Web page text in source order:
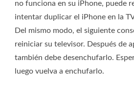
no funciona en su iPhone, puede
intentar duplicar el iPhone en la
Del mismo modo, el siguiente
reiniciar su televisor. Después de
también debe desenchufarlo.
luego vuelva a enchufarlo.